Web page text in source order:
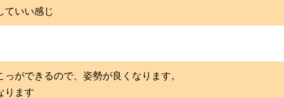
ていい感じ
ができるので、姿勢が良くなります。
ります